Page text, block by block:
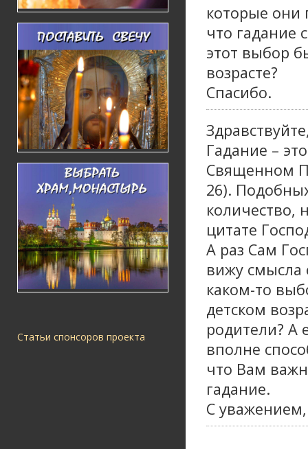
Статьи спонсоров проекта
которые они
что гадание
этот выбор
возрасте?
Спасибо.
Гадание –
Священном
26).
количество,
цитате
А раз Сам
вижу смысла
каком-то
детском
родители? А
вполне
что Вам
гадание.
С